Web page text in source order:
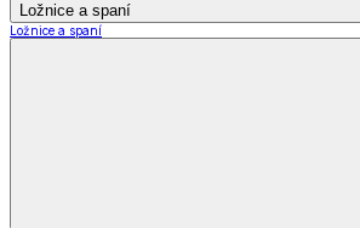
Ložnice a spaní
Ložnice a spaní